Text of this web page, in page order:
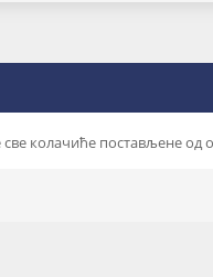
колачиће постављене од